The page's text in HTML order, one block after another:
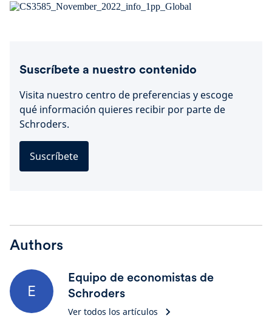
Suscríbete a nuestro contenido
Visita nuestro centro de preferencias y escoge
qué información quieres recibir por parte de
Schroders.
Suscríbete
Authors
E
Equipo de economistas de
Schroders
Ver todos los artículos